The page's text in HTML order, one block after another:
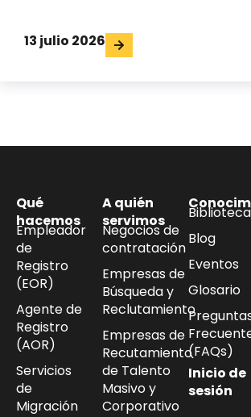
13 julio 2026
Qué
hacemos
Empleador
de
Registro
(EOR)
Agente de
Registro
(AOR)
Servicios
de
Migración
A quién
servimos
Negocios de
contratación
Empresas de
Búsqueda y
Reclutamiento
Empresas de
Recutamiento
de Talento
Masivo y
Corporativo
Biblioteca
Blog
Eventos
Glosario
(FAQs)
Inicio de
sesión